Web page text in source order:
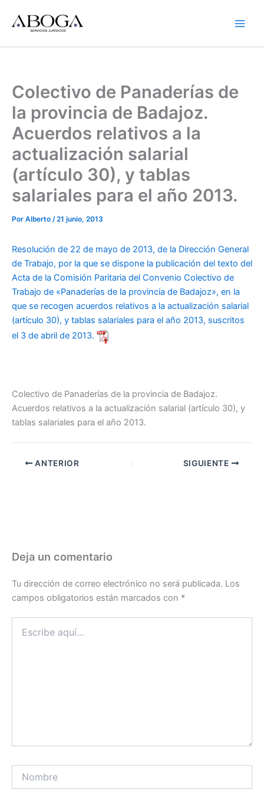
contenido
Colectivo de Panaderías de
la provincia de Badajoz.
Acuerdos relativos a la
actualización salarial
(artículo 30), y tablas
salariales para el año 2013.
Por Alberto /21 junio, 2013
Resolución de 22 de mayo de 2013, de la Dirección General
de Trabajo, por la que se dispone la publicación del texto del
Acta de la Comisión Paritaria del Convenio Colectivo de
Trabajo de «Panaderías de la provincia de Badajoz», en la
que se recogen acuerdos relativos a la actualización salarial
(artículo 30), y tablas salariales para el año 2013, suscritos
el 3 de abril de 2013.
Colectivo de Panaderías de la provincia de Badajoz.
Acuerdos relativos a la actualización salarial (artículo 30), y
tablas salariales para el año 2013.
ANTERIOR SIGUIENTE
Deja un comentario
Tu dirección de correo electrónico no será publicada. Los
campos obligatorios están marcados con *
aquí...